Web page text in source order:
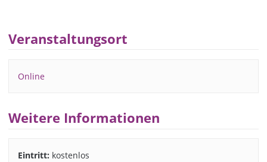
Veranstaltungsort
Online
Weitere Informationen
Eintritt: kostenlos